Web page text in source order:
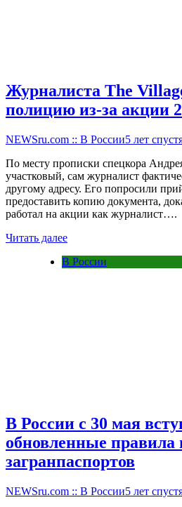
Журналиста The
полицию из-за акции
NEWSru.com :: В России5 лет
По месту прописки спецкора
участковый, сам журналист
другому адресу. Его попросили
предоставить копию документа,
работал на акции как журналист….
Читать далее
В России
В России с 30 мая
обновленные правила
загранпаспортов
NEWSru.com :: В России5 лет